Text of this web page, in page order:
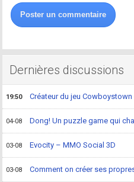
Poster un commentaire
Dernières discussions
19:50 Créateur du jeu Cowboystown
04-08 Dong! Un puzzle game qui
03-08 Evocity – MMO Social 3D
03-08 Comment on créer ses